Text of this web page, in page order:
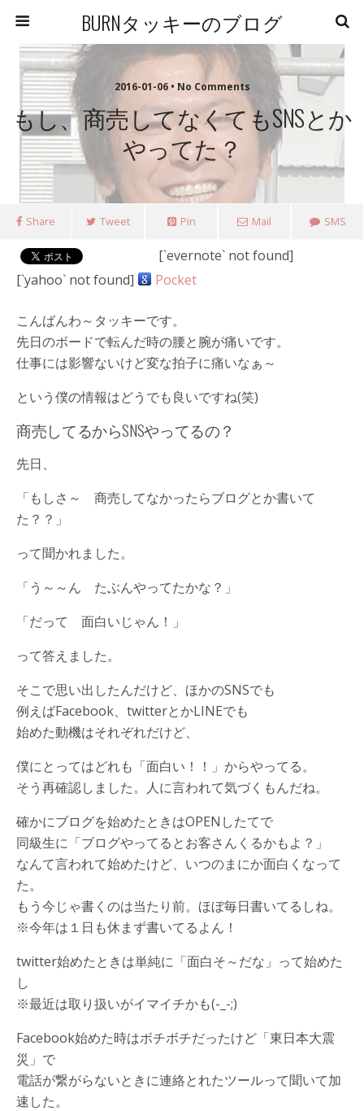
BURNタッキーのブログ
2016-01-06 • No Comments
もし、商売してなくてもSNSとか
やってた？
Share Tweet Pin Mail SMS
[`evernote` not found]
[`yahoo` not found]
Pocket
こんばんわ～タッキーです。
先日のボードで転んだ時の腰と腕が痛いです。
仕事には影響ないけど変な拍子に痛いなぁ～
という僕の情報はどうでも良いですね(笑)
商売してるからSNSやってるの？
先日、
「もしさ～ 商売してなかったらブログとか書いて
た？？」
って聞かれました。
「う～～ん たぶんやってたかな？」
「だって 面白いじゃん！」
って答えました。
そこで思い出したんだけど、ほかのSNSでも
例えばFacebook、twitterとかLINEでも
始めた動機はそれぞれだけど、
僕にとってはどれも「面白い！！」からやってる。
そう再確認しました。人に言われて気づくもんだね。
確かにブログを始めたときはOPENしたてで
同級生に「ブログやってるとお客さんくるかもよ？」
なんて言われて始めたけど、いつのまにか面白くなって
た。
もう今じゃ書くのは当たり前。ほぼ毎日書いてるしね。
※今年は１日も休まず書いてるよん！
twitter始めたときは単純に「面白そ～だな」って始めた
し
※最近は取り扱いがイマイチかも(-_-;)
Facebook始めた時はボチボチだったけど「東日本大震
災」で
電話が繋がらないときに連絡とれたツールって聞いて加
速した。